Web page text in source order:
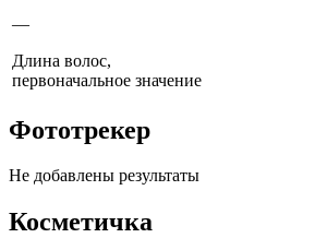
—
Длина волос,
первоначальное значение
Фототрекер
Не добавлены результаты
Косметичка